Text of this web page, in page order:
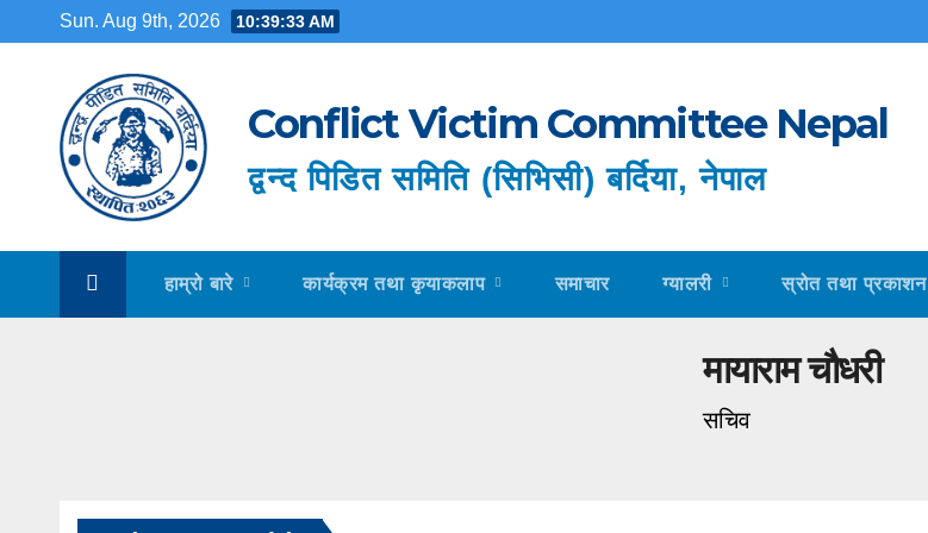
Sun. Aug 9th, 2026 10:39:33 AM
Conflict Victim Committee Nepal
द्वन्द पिडित समिति (सिभिसी) बर्दिया, नेपाल
हाम्रो बारे कार्यक्रम तथा कृयाकलाप समाचार ग्यालरी स्रोत तथा प्रकाशन
मायाराम चौधरी
सचिव